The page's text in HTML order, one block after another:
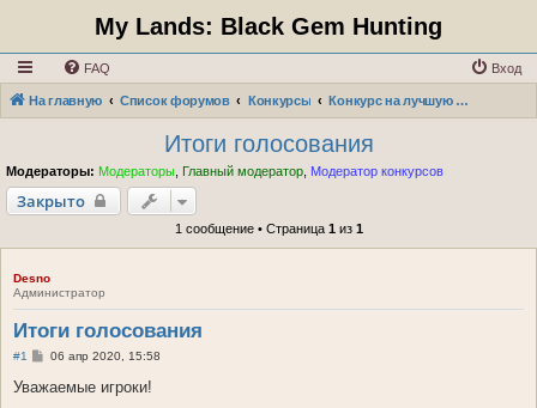
My Lands: Black Gem Hunting
FAQ Вход
На главную Список форумов Конкурсы Конкурс на лучшую шутку "Осеннее обновление"
Итоги голосования
Модераторы: Модераторы Главный модератор Модератор конкурсов
Закрыто
1 сообщение • Страница 1из 1
Desno
Администратор
Итоги голосования
#1
С
о
06 апр 2020, 15:58
Уважаемые игроки!